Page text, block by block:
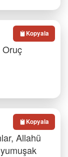
Oruç
Kopyala
Allahü
Kopyala